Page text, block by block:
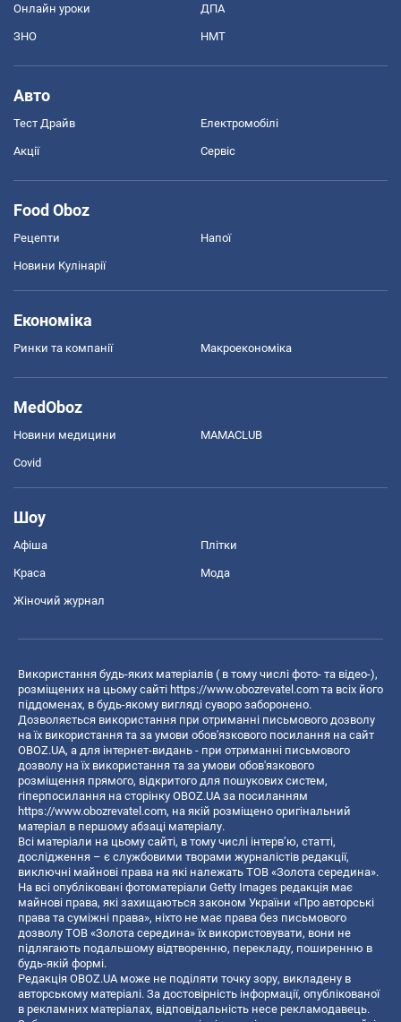
Онлайн уроки ДПА
ЗНО НМТ
Авто
Тест Драйв Електромобілі
Акції Сервіс
Food Oboz
Рецепти Напої
Новини Кулінарії
Економіка
Ринки та компанії Макроекономіка
MedOboz
Новини медицини MAMACLUB
Covid
Шоу
Афіша Плітки
Краса Мода
Жіночий журнал
Використання будь-яких матеріалів ( в тому числі фото- та відео-),
розміщених на цьому сайті https://www.obozrevatel.com та всіх його
піддоменах, в будь-якому вигляді суворо заборонено.
Дозволяється використання при отриманні письмового дозволу
на їх використання та за умови обов'язкового посилання на сайт
OBOZ.UA, а для інтернет-видань - при отриманні письмового
дозволу на їх використання та за умови обов'язкового
розміщення прямого, відкритого для пошукових систем,
гіперпосилання на сторінку OBOZ.UA за посиланням
https://www.obozrevatel.com, на якій розміщено оригінальний
матеріал в першому абзаці матеріалу.
Всі матеріали на цьому сайті, в тому числі інтерв’ю, статті,
дослідження – є службовими творами журналістів редакції,
виключні майнові права на які належать ТОВ «Золота середина».
На всі опубліковані фотоматеріали Getty Images редакція має
майнові права, які захищаються законом України «Про авторські
права та суміжні права», ніхто не має права без письмового
дозволу ТОВ «Золота середина» їх використовувати, вони не
підлягають подальшому відтворенню, перекладу, поширенню в
будь-якій формі.
Редакція OBOZ.UA може не поділяти точку зору, викладену в
авторському матеріалі. За достовірність інформації, опублікованої
в рекламних матеріалах, відповідальність несе рекламодавець.